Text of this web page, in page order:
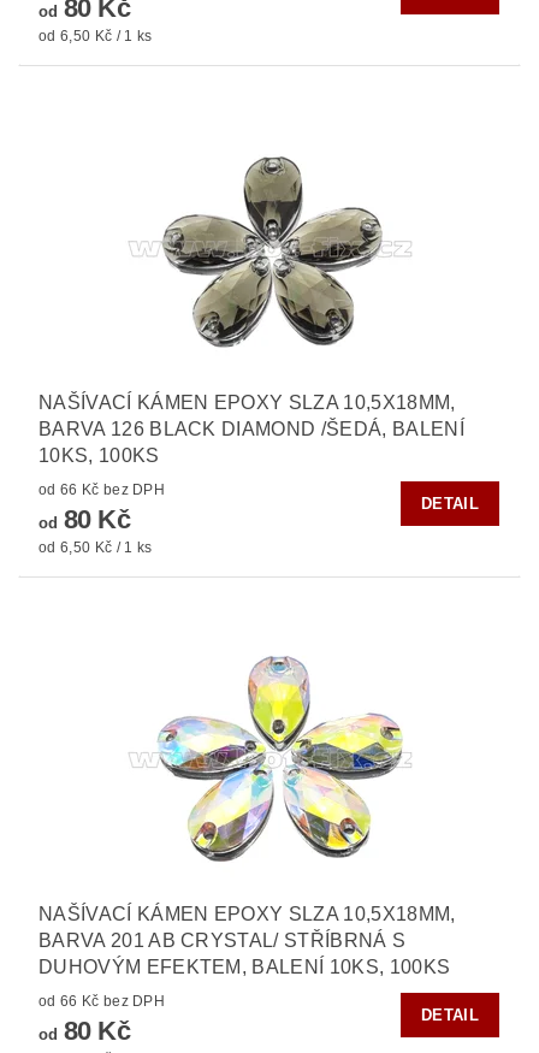
od 80 Kč
od 6,50 Kč / 1 ks
NAŠÍVACÍ KÁMEN EPOXY SLZA 10,5X18MM,
BARVA 126 BLACK DIAMOND /ŠEDÁ, BALENÍ
10KS, 100KS
od 66 Kč bez DPH
od 80 Kč
od 6,50 Kč / 1 ks
DETAIL
NAŠÍVACÍ KÁMEN EPOXY SLZA 10,5X18MM,
BARVA 201 AB CRYSTAL/ STŘÍBRNÁ S
DUHOVÝM EFEKTEM, BALENÍ 10KS, 100KS
od 66 Kč bez DPH
od 80 Kč
DETAIL